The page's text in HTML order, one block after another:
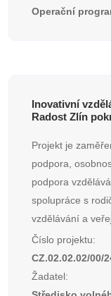
Operační
Inovativní
Radost Zlín
Projekt je
podpora,
podpora
spolupráce s
vzdělávání a
Číslo projektu:
CZ.02.02.02/00/
Žadatel: